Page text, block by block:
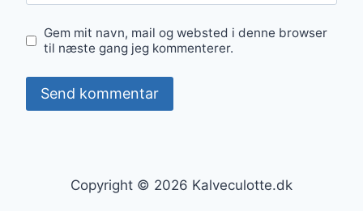
Gem mit navn, mail og websted i denne browser
til næste gang jeg kommenterer.
Copyright © 2026 Kalveculotte.dk